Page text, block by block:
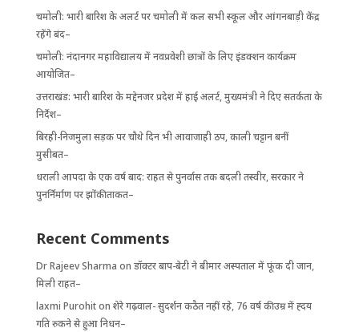
चमोली: भारी बारिश के अलर्ट पर चमोली में कल सभी स्कूल और आंगनबाड़ी केंद्र
रहेंगे बंद–
चमोली: नंदानगर महाविद्यालय में नवप्रवेशी छात्रों के लिए इंडक्शन कार्यक्रम
आयोजित–
उत्तराखंड: भारी बारिश के मद्देनजर प्रदेश में हाई अलर्ट, मुख्यमंत्री ने दिए सतर्कता के
निर्देश–
बिरही-निजमुला सड़क पर चौथे दिन भी आवाजाही ठप, काली चट्टान बनीं
मुसीबत–
धराली आपदा के एक वर्ष बाद: राहत से पुनर्वास तक बदली तस्वीर, सरकार ने
पुनर्निर्माण पर झोंकी ताकत–
Recent Comments
Dr Rajeev Sharma on डॉक्टर बाप-बेटी ने बीमार अस्पताल में फूंक दी जान,
मिली राहत–
laxmi Purohiton शेरे गढ़वाल- सुदर्शन कठैत नहीं रहे, 76 वर्ष की उम्र में ह्दय
गति रुकने से हुआ निधन–